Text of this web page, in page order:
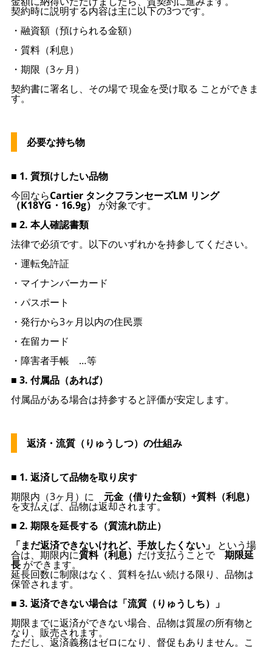
契約時に説明する内容は主に以下の3つです。
・融資額（預けられる金額）
・質料（利息）
・期限（3ヶ月）
契約書に署名し、その場で 現金を受け取る ことができま
す。
必要な持ち物
■ 1. 質預けしたい品物
今回ならCartier タンクフランセーズLM リング
（K18YG・16.9g）
が対象です。
■ 2. 本人確認書類
法律で必須です。以下のいずれかを持参してください。
・運転免許証
・マイナンバーカード
・パスポート
・発行から3ヶ月以内の住民票
・在留カード
・障害者手帳 …等
■ 3. 付属品（あれば）
付属品がある場合は持参すると評価が安定します。
返済・流質（りゅうしつ）の仕組み
■ 1. 返済して品物を取り戻す
期限内（3ヶ月）に 元金（借りた金額）+質料（利息）
を支払えば、品物は返却されます。
■ 2. 期限を延長する（質流れ防止）
「まだ返済できないけれど、手放したくない」
という場
合は、期限内に質料（利息） だけ支払うことで 期限延
長ができます。
延長回数に制限はなく、質料を払い続ける限り、品物は
保管されます。
■ 3. 返済できない場合は「流質（りゅうしち）」
期限までに返済ができない場合、品物は質屋の所有物と
なり、販売されます。
ただし、返済義務はゼロになり、督促もありません。こ